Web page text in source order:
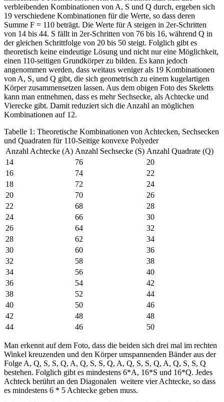
verbleibenden Kombinationen von A, S und Q durch, ergeben sich
19 verschiedene Kombinationen für die Werte, so dass deren
Summe F = 110 beträgt. Die Werte für A steigen in 2er-Schritten
von 14 bis 44. S fällt in 2er-Schritten von 76 bis 16, während Q in
der gleichen Schrittfolge von 20 bis 50 steigt. Folglich gibt es
theoretisch keine eindeutige Lösung und nicht nur eine Möglichkeit,
einen 110-seitigen Grundkörper zu bilden. Es kann jedoch
angenommen werden, dass weitaus weniger als 19 Kombinationen
von A, S, und Q gibt, die sich geometrisch zu einem kugelartigen
Körper zusammensetzen lassen. Aus dem obigen Foto des Skeletts
kann man entnehmen, dass es mehr Sechsecke, als Achtecke und
Vierecke gibt. Damit reduziert sich die Anzahl an möglichen
Kombinationen auf 12.
Tabelle 1: Theoretische Kombinationen von Achtecken, Sechsecken
und Quadraten für 110-Seitige konvexe Polyeder
Anzahl Achtecke (A) Anzahl Sechsecke (S) Anzahl Quadrate (Q)
14
76
20
16
74
22
18
72
24
20
70
26
22
68
28
24
66
30
26
64
32
28
62
34
30
60
36
32
58
38
34
56
40
36
54
42
38
52
44
40
50
46
42
48
48
44
46 50
Man erkennt auf dem Foto, dass die beiden sich drei mal im rechten
Winkel kreuzenden und den Körper umspannenden Bänder aus der
Folge A, Q, S, S, Q, A, Q, S, S, Q, A, Q, S, S, Q, A, Q, S, S, Q
bestehen. Folglich gibt es mindestens 6*A, 16*S und 16*Q. Jedes
Achteck berührt an den Diagonalen weitere vier Achtecke, so dass
es mindestens 6 * 5 Achtecke geben muss.